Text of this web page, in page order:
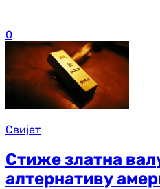
0
Свијет
Стиже златна
алтернативу